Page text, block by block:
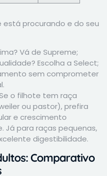
está procurando e do seu
Vá de Supreme;
Escolha a Select;
sem comprometer
o filhote tem raça
ou pastor), prefira
e crescimento
Já para raças pequenas,
digestibilidade.
Comparativo